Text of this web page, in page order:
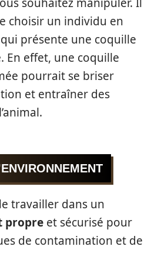
choisir un individu en
présente une coquille
En effet, une coquille
pourrait se briser
et entraîner des
travailler dans un
propre et sécurisé pour
de contamination et de